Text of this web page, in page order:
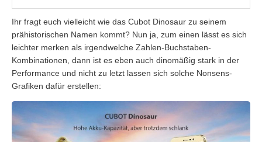
Ihr fragt euch vielleicht wie das Cubot Dinosaur zu seinem
prähistorischen Namen kommt? Nun ja, zum einen lässt es sich
leichter merken als irgendwelche Zahlen-Buchstaben-
Kombinationen, dann ist es eben auch dinomäßig stark in der
Performance und nicht zu letzt lassen sich solche Nonsens-
Grafiken dafür erstellen: